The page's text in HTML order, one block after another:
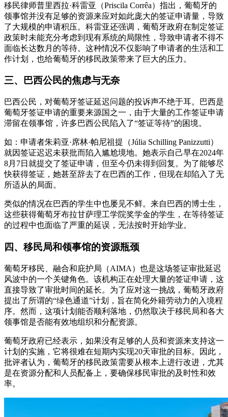
移民律师普里西拉·科雷亚（Priscila Corrêa）指出，葡萄牙的
领事馆并没有足够的资源来应对如此庞大的签证申请量，导致
了大规模的申请积压。科雷亚还强调，葡萄牙政府在制定签证
政策时未能充分考虑到现有系统的局限性，导致申请者不得不
面临长达数月的等待。这种情况不仅影响了申请者的生活和工
作计划，也给葡萄牙的移民政策带来了巨大的压力。
三、巴西公民的焦虑与无奈
巴西公民，对葡萄牙签证延迟问题的投诉声不绝于耳。巴西是
葡萄牙签证申请的重要来源国之一，由于大量的工作签证申请
滞留在领事馆，许多巴西公民陷入了“签证等待”的困境。
如：申请者朱莉亚·席林·帕尼祖提（Júlia Schilling Panizzutti）
就因签证迟迟未获批而陷入尴尬境地。她表示自己早在2024年
8月7日就提交了签证申请，但至今仍未得到回复。为了能够尽
快获得签证，她甚至辞去了在巴西的工作，但现在却陷入了无
所适从的局面。
类似的情况在巴西的学生中也屡见不鲜。来自巴西的博士生，
这些获得葡萄牙布拉甘萨理工学院奖学金的学生，在等待签证
的过程中也面临了严重的延误，无法按时开始学业。
四、移民局和领事馆的资源瓶颈
葡萄牙移民、融合和庇护局（AIMA）也是这场签证审批延迟
风波中的一个关键角色。该机构正在处理大量的签证申请，这
直接导致了审批时间的延长。为了应对这一挑战，葡萄牙政府
提出了所谓的“绿色通道”计划，旨在简化外籍劳动力的入境程
序。然而，这项计划能否顺利落地，仍然取决于移民局和各大
领事馆是否能有效地组织和分配资源。
葡萄牙政府已经表示，如果没有足够的人员和资源来支持这一
计划的实施，它将很难在短期内实现20天审批的目标。因此，
批评者认为，葡萄牙的移民政策需要从根本上进行改进，尤其
是在资源分配和人员配备上，要确保移民审批的及时性和效
率。